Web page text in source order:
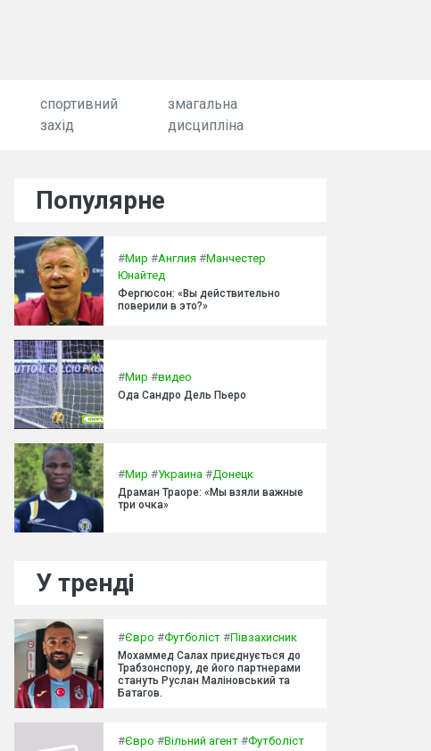
спортивний
захід
змагальна
дисципліна
Популярне
#Мир #Англия #Манчестер
Юнайтед
Фергюсон: «Вы действительно
поверили в это?»
#Мир #видео
Ода Сандро Дель Пьеро
#Мир #Украина #Донецк
Драман Траоре: «Мы взяли важные
три очка»
У тренді
#Євро #Футболіст #Півзахисник
Мохаммед Салах приєднується до
Трабзонспору, де його партнерами
стануть Руслан Маліновський та
Батагов.
#Євро #Вільний агент #Футболіст